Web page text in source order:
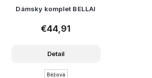
Dámsky komplet BELLAI
€44,91
Detail
Béžová